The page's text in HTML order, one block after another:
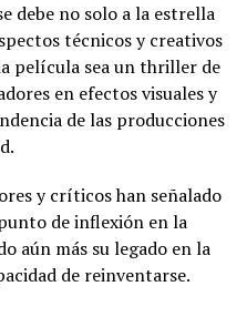
debe no solo a la estrella
técnicos y creativos
película sea un thriller de
en efectos visuales y
de las producciones
y críticos han señalado
de inflexión en la
aún más su legado en la
de reinventarse.